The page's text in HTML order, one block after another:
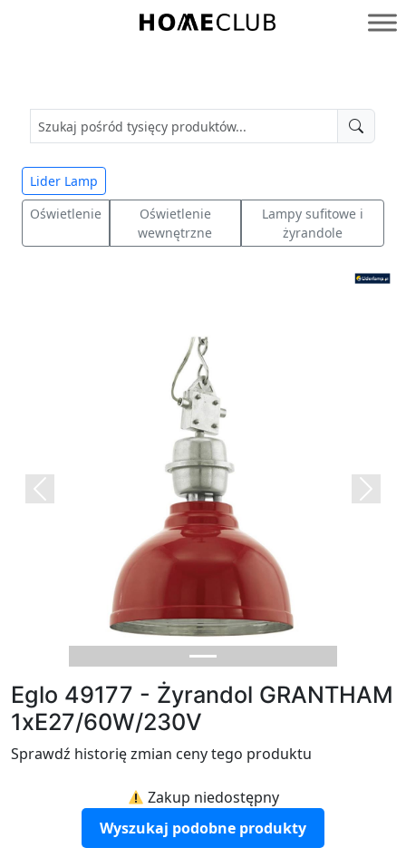
Homeclub
Lider Lamp
Oświetlenie
Oświetlenie
wewnętrzne
Lampy sufitowe i
żyrandole
Previous Next
Eglo 49177 - Żyrandol GRANTHAM
1xE27/60W/230V
Sprawdź historię zmian ceny tego produktu
Zakup niedostępny
Wyszukaj podobne produkty